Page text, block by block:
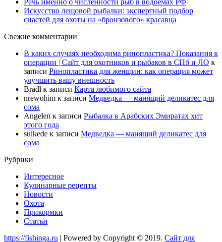
Речь именно о численности рыб в водоёмах РФ
Искусство лещовой рыбалки: экспертный подбор
снастей для охоты на «бронзового» красавца
Свежие комментарии
В каких случаях необходима ринопластика? Показания к
операции | Сайт для охотников и рыбаков в СПб и ЛО к
записи Ринопластика для женщин: как операция может
улучшить вашу внешность
Bradl к записи Карта любимого сайта
nrewohim к записи Медведка — манящий деликатес для
сома
Angelen к записи Рыбалка в Арабских Эмиратах хит
этого года
suikede к записи Медведка — манящий деликатес для
сома
Рубрики
Интересное
Кулинарные рецепты
Новости
Охота
Прикормки
Статьи
https://fishinga.ru | Powered by Copyright © 2019. Сайт для